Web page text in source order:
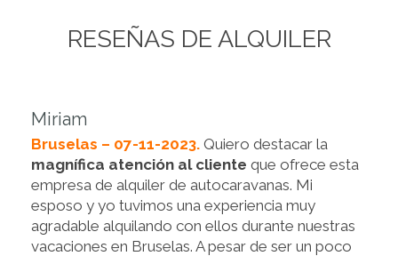
RESEÑAS DE ALQUILER
Miriam
Bruselas – 07-11-2023. Quiero destacar la
magnífica atención al cliente que ofrece esta
empresa de alquiler de autocaravanas. Mi
esposo y yo tuvimos una experiencia muy
agradable alquilando con ellos durante nuestras
vacaciones en Bruselas. A pesar de ser un poco